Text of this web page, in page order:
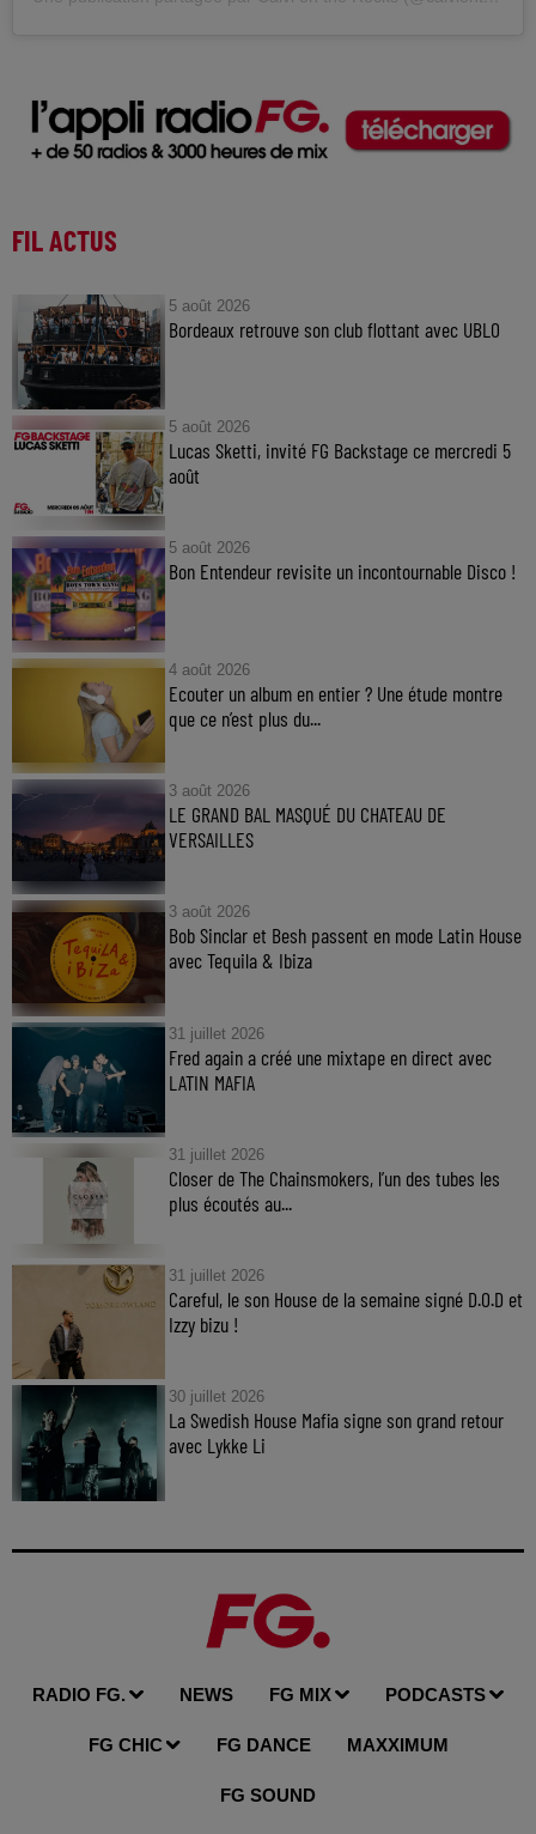
FIL ACTUS
5 août 2026
Bordeaux retrouve son club flottant avec UBLO
5 août 2026
Lucas Sketti, invité FG Backstage ce mercredi 5
août
5 août 2026
Bon Entendeur revisite un incontournable Disco !
4 août 2026
Ecouter un album en entier ? Une étude montre
que ce n’est plus du...
3 août 2026
LE GRAND BAL MASQUÉ DU CHATEAU DE
VERSAILLES
3 août 2026
Bob Sinclar et Besh passent en mode Latin House
avec Tequila & Ibiza
31 juillet 2026
Fred again a créé une mixtape en direct avec
LATIN MAFIA
31 juillet 2026
Closer de The Chainsmokers, l’un des tubes les
plus écoutés au...
31 juillet 2026
Careful, le son House de la semaine signé D.O.D et
Izzy bizu !
30 juillet 2026
La Swedish House Mafia signe son grand retour
avec Lykke Li
RADIO FG. NEWS FG MIX PODCASTS
FG CHIC FG DANCE MAXXIMUM
FG SOUND